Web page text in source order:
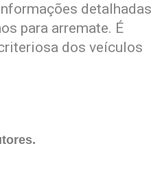
detalhadas
para arremate. É
dos veículos